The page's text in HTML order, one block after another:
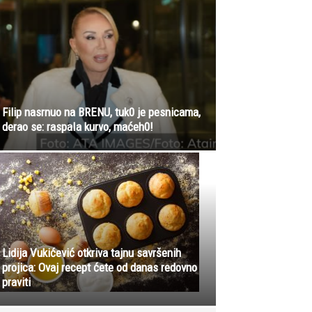
Filip nasrnuo na BRENU, tuk0 je pesnicama,
derao se: raspaIa kurvo, maćeh0!
Lidija Vukićević otkriva tajnu savršenih
projica: Ovaj recept ćete od danas redovno
praviti